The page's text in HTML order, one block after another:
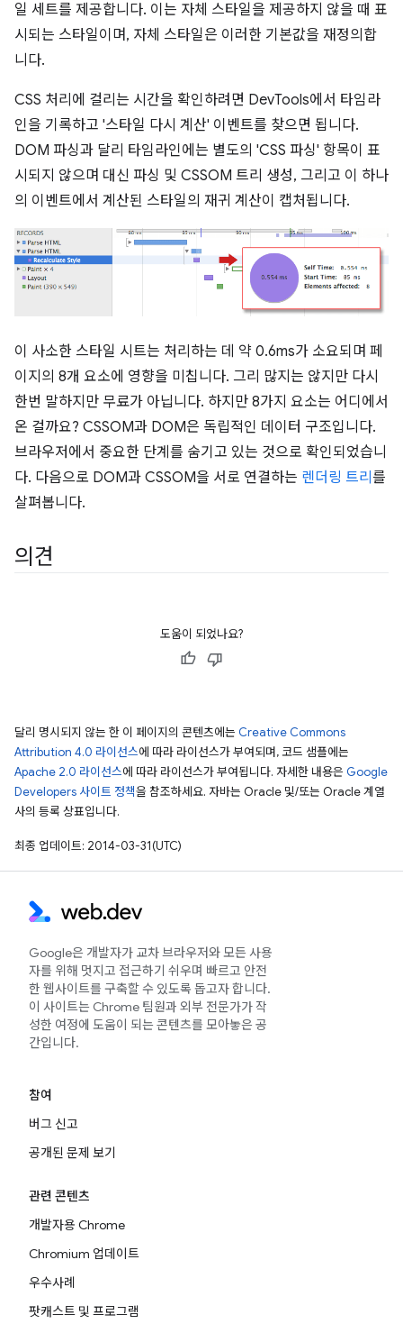
일 세트를 제공합니다. 이는 자체 스타일을 제공하지 않을 때 표
시되는 스타일이며, 자체 스타일은 이러한 기본값을 재정의합
니다.
CSS 처리에 걸리는 시간을 확인하려면 DevTools에서 타임라
인을 기록하고 '스타일 다시 계산' 이벤트를 찾으면 됩니다.
DOM 파싱과 달리 타임라인에는 별도의 'CSS 파싱' 항목이 표
시되지 않으며 대신 파싱 및 CSSOM 트리 생성, 그리고 이 하나
의 이벤트에서 계산된 스타일의 재귀 계산이 캡처됩니다.
이 사소한 스타일 시트는 처리하는 데 약 0.6ms가 소요되며 페
이지의 8개 요소에 영향을 미칩니다. 그리 많지는 않지만 다시
한번 말하지만 무료가 아닙니다. 하지만 8가지 요소는 어디에서
온 걸까요? CSSOM과 DOM은 독립적인 데이터 구조입니다.
브라우저에서 중요한 단계를 숨기고 있는 것으로 확인되었습니
다. 다음으로 DOM과 CSSOM을 서로 연결하는 렌더링 트리 를
살펴봅니다.
의견
도움이 되었나요?
달리 명시되지 않는 한 이 페이지의 콘텐츠에는 Creative Commons
Attribution 4.0 라이선스에 따라 라이선스가 부여되며, 코드 샘플에는
Apache 2.0 라이선스에 따라 라이선스가 부여됩니다. 자세한 내용은 Google
Developers 사이트 정책을 참조하세요. 자바는 Oracle 및/또는 Oracle 계열
사의 등록 상표입니다.
최종 업데이트: 2014-03-31(UTC)
Google은 개발자가 교차 브라우저와 모든 사용
자를 위해 멋지고 접근하기 쉬우며 빠르고 안전
한 웹사이트를 구축할 수 있도록 돕고자 합니다.
이 사이트는 Chrome 팀원과 외부 전문가가 작
성한 여정에 도움이 되는 콘텐츠를 모아놓은 공
간입니다.
참여
버그 신고
공개된 문제 보기
관련 콘텐츠
개발자용 Chrome
Chromium 업데이트
우수사례
팟캐스트 및 프로그램